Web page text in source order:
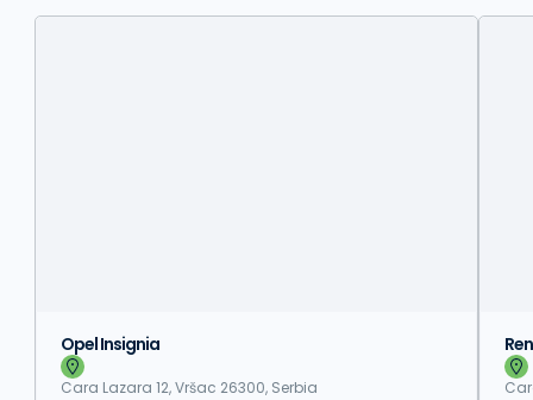
Opel Insignia
Cara Lazara 12, Vršac 26300, Serbia